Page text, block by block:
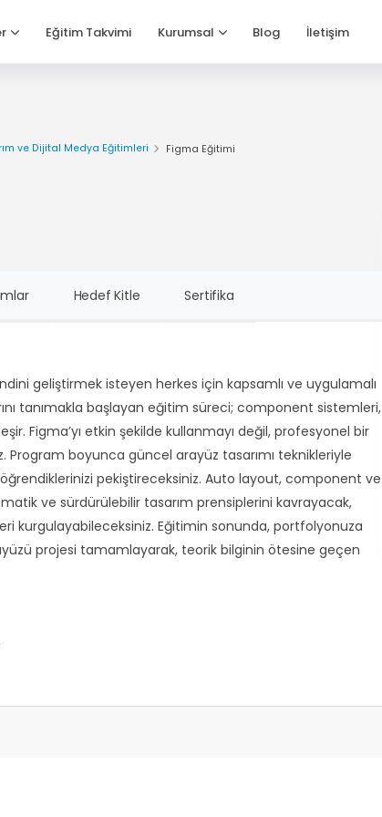
Eğitim Takvimi Kurumsal Blog İletişim
ve Dijital Medya Eğitimleri Figma Eğitimi
Hedef Kitle Sertifika
geliştirmek isteyen herkes için kapsamlı ve uygulamalı
tanımakla başlayan eğitim süreci; component sistemleri,
Figma’yı etkin şekilde kullanmayı değil, profesyonel bir
boyunca güncel arayüz tasarımı teknikleriyle
pekiştireceksiniz. Auto layout, component ve
ve sürdürülebilir tasarım prensiplerini kavrayacak,
kurgulayabileceksiniz. Eğitimin sonunda, portfolyonuza
projesi tamamlayarak, teorik bilginin ötesine geçen